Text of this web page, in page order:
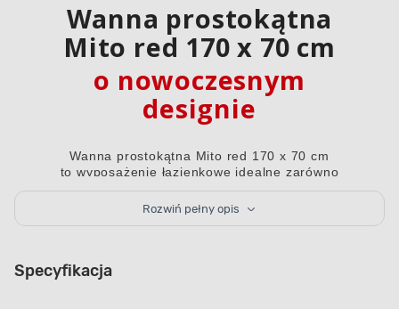
Wanna prostokątna
Mito red 170 x 70 cm
o nowoczesnym
designie
Wanna prostokątna Mito red 170 x 70 cm
to wyposażenie łazienkowe idealne zarówno
do nowoczesnych, minimalistycznych,
jak i klasycznych wnętrz. Dzięki symetrycznemu
mm akrylu. Ten materiał zapewnia długą żywotność
oraz odporność na zarysowania i odbarwienia.
Rozwiń pełny opis
Specyfikacja